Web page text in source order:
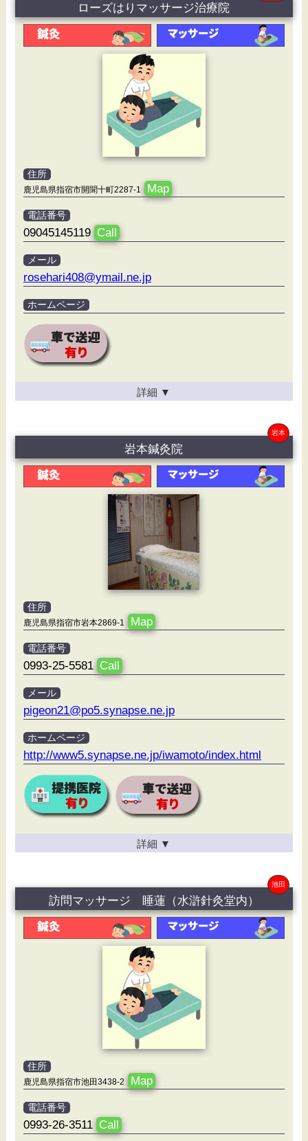
ローズはりマッサージ治療院
住所
鹿児島県指宿市開聞十町2287-1 Map
電話番号
09045145119 Call
メール
rosehari408@ymail.ne.jp
ホームページ
詳細 ▼
岩本
岩本鍼灸院
住所
鹿児島県指宿市岩本2869-1 Map
電話番号
0993-25-5581 Call
メール
pigeon21@po5.synapse.ne.jp
ホームページ
http://www5.synapse.ne.jp/iwamoto/index.html
詳細 ▼
池田
訪問マッサージ 睡蓮（水滸針灸堂内）
住所
鹿児島県指宿市池田3438-2 Map
電話番号
0993-26-3511 Call